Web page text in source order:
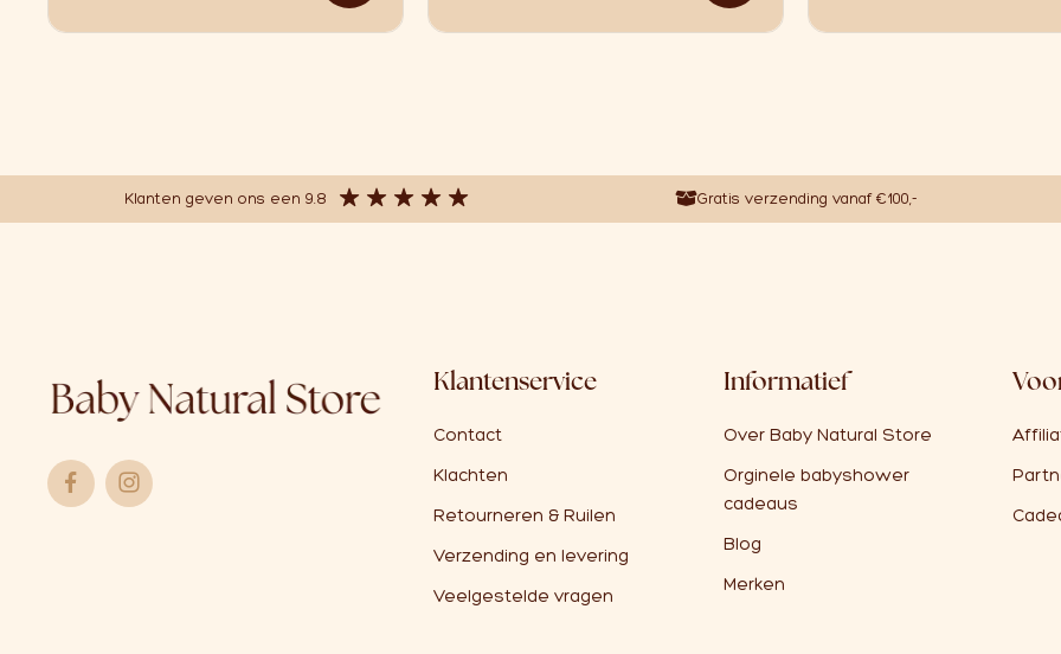
Klanten geven ons een 9.8 Gratis verzending vanaf €100,-
Klantenservice
Contact
Klachten
Retourneren & Ruilen
Verzending en levering
Veelgestelde vragen
Informatief
Over Baby Natural Store
Orginele babyshower
cadeaus
Blog
Merken